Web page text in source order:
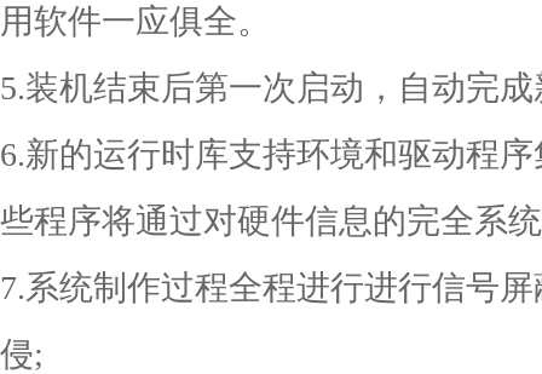
用软件一应俱全。
5.装机结束后第一次启动，自动完
6.新的运行时库支持环境和驱动程
些程序将通过对硬件信息的完全系
7.系统制作过程全程进行进行信号
侵;